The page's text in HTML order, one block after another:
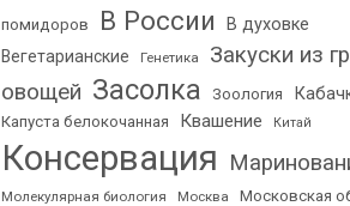
помидоров
В России В духовке
Вегетарианские Генетика
Закуски из
овощей Засолка Зоология
Капуста белокочанная Квашение Китай
Консервация
Молекулярная биология Москва Московская